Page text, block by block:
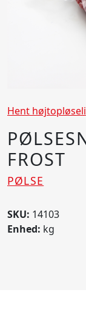
Hent
FROST
PØLSE
SKU: 14103
Enhed: kg